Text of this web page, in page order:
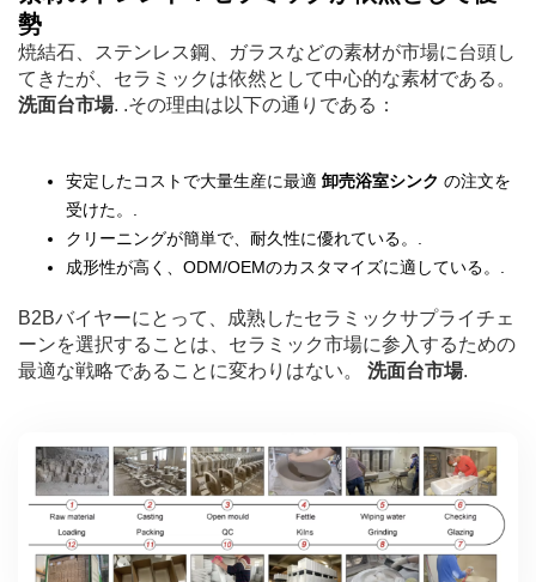
勢
焼結石、ステンレス鋼、ガラスなどの素材が市場に台頭し
てきたが、セラミックは依然として中心的な素材である。
洗面台市場. .その理由は以下の通りである：
安定したコストで大量生産に最適 卸売浴室シンク の注文を
受けた。.
クリーニングが簡単で、耐久性に優れている。.
成形性が高く、ODM/OEMのカスタマイズに適している。.
B2Bバイヤーにとって、成熟したセラミックサプライチェ
ーンを選択することは、セラミック市場に参入するための
最適な戦略であることに変わりはない。 洗面台市場.